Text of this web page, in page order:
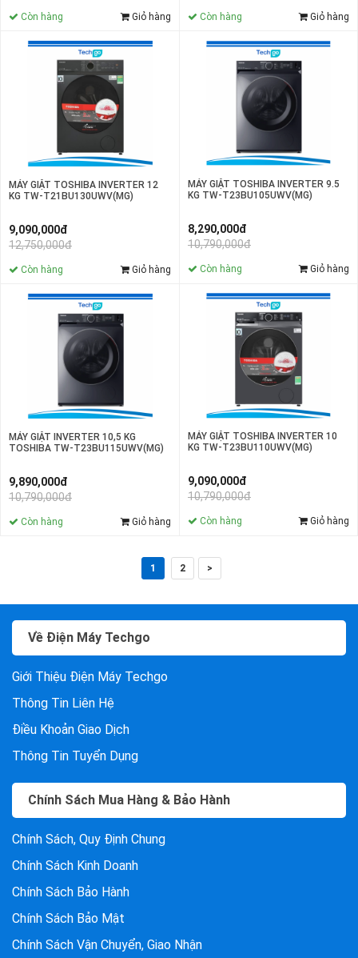
Còn hàng Giỏ hàng Còn hàng Giỏ hàng
MÁY GIẶT TOSHIBA INVERTER 12
KG TW-T21BU130UWV(MG)
9,090,000đ
12,750,000đ
Còn hàng Giỏ hàng
MÁY GIẶT TOSHIBA INVERTER 9.5
KG TW-T23BU105UWV(MG)
8,290,000đ
10,790,000đ
Còn hàng Giỏ hàng
MÁY GIẶT INVERTER 10,5 KG
TOSHIBA TW-T23BU115UWV(MG)
9,890,000đ
10,790,000đ
Còn hàng Giỏ hàng
MÁY GIẶT TOSHIBA INVERTER 10
KG TW-T23BU110UWV(MG)
9,090,000đ
10,790,000đ
Còn hàng Giỏ hàng
1 2 >
Về Điện Máy Techgo
Giới Thiệu Điện Máy Techgo
Thông Tin Liên Hệ
Điều Khoản Giao Dịch
Thông Tin Tuyển Dụng
Chính Sách Mua Hàng & Bảo Hành
Chính Sách, Quy Định Chung
Chính Sách Kinh Doanh
Chính Sách Bảo Hành
Chính Sách Bảo Mật
Chính Sách Vận Chuyển, Giao Nhận